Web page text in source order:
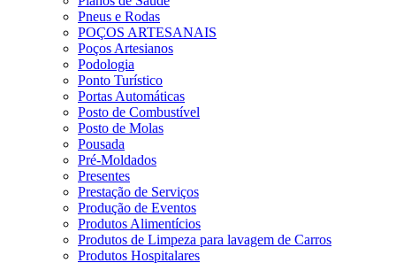
Pneus e Rodas
POÇOS ARTESANAIS
Poços Artesianos
Podologia
Ponto Turístico
Portas Automáticas
Posto de Combustível
Posto de Molas
Pousada
Pré-Moldados
Presentes
Prestação de Serviços
Produção de Eventos
Produtos Alimentícios
Produtos de Limpeza para lavagem de Carros
Produtos Hospitalares